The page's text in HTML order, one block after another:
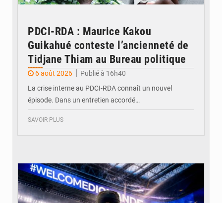
PDCI-RDA : Maurice Kakou
Guikahué conteste l’ancienneté de
Tidjane Thiam au Bureau politique
6 août 2026
Publié à 16h40
La crise interne au PDCI-RDA connaît un nouvel
épisode. Dans un entretien accordé…
SAVOIR PLUS